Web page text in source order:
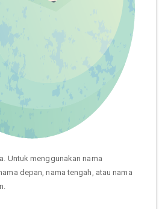
Untuk menggunakan nama
depan, nama tengah, atau nama